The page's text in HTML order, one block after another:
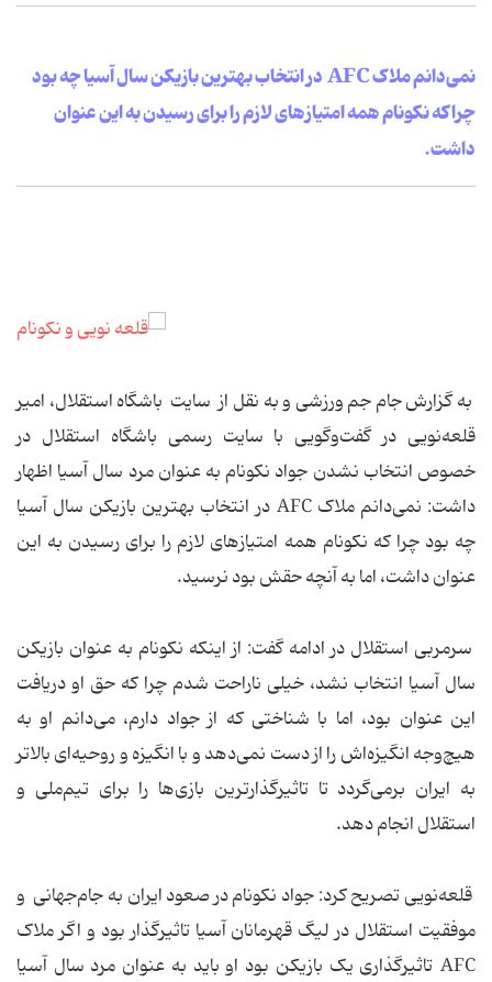
نمی‌دانم ملاک AFC در انتخاب بهترین بازیکن سال آسیا چه بود
چرا که نکونام همه امتیازهای لازم را برای رسیدن به این عنوان
داشت.
به گزارش جام جم ورزشی و به نقل از سایت باشگاه استقلال، امیر
قلعه‌نویی در گفت‌وگویی با سایت رسمی باشگاه استقلال در
خصوص انتخاب نشدن جواد نکونام به عنوان مرد سال آسیا اظهار
داشت: نمی‌دانم ملاک AFC در انتخاب بهترین بازیکن سال آسیا
چه بود چرا که نکونام همه امتیازهای لازم را برای رسیدن به این
عنوان داشت، اما به آنچه حقش بود نرسید.
سرمربی استقلال در ادامه گفت: از اینکه نکونام به عنوان بازیکن
سال ‌آسیا انتخاب نشد، خیلی ناراحت شدم چرا که حق او دریافت
این عنوان بود، اما با شناختی که از جواد دارم،‌ می‌دانم او به
هیچ‌وجه انگیزه‌اش را از دست نمی‌دهد و با انگیزه‌ و روحیه‌ای بالاتر
به ایران برمی‌گردد تا تاثیرگذارترین بازی‌ها را برای تیم‌‌ملی و
استقلال انجام دهد.
قلعه‌نویی تصریح کرد: جواد نکونام در صعود ایران به جام‌جهانی و
موفقیت استقلال در لیگ قهرمانان آسیا تاثیرگذار بود و اگر ملاک
AFC تاثیرگذاری یک بازیکن بود او باید به عنوان مرد سال آسیا